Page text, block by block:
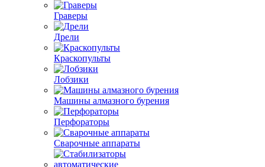
Граверы
Дрели
Краскопульты
Лобзики
Машины алмазного бурения
Перфораторы
Сварочные аппараты